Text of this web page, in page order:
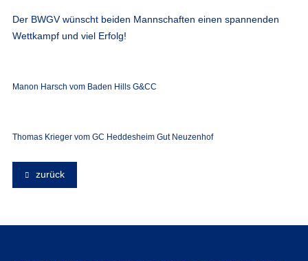
Der BWGV wünscht beiden Mannschaften einen spannenden
Wettkampf und viel Erfolg!
Manon Harsch vom Baden Hills G&CC
Thomas Krieger vom GC Heddesheim Gut Neuzenhof
zurück